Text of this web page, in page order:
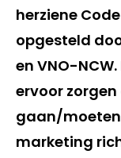
herziene
opgesteld
en VNO-
ervoor
gaan/
marketing